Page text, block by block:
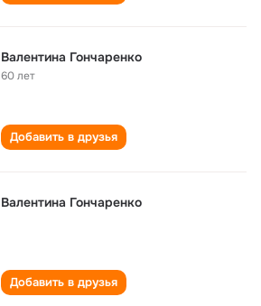
Валентина Гончаренко
60 лет
Добавить в друзья
Валентина Гончаренко
Добавить в друзья